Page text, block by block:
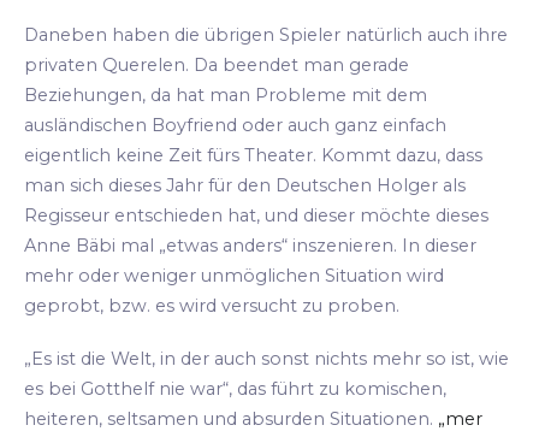
Daneben haben die übrigen Spieler natürlich auch ihre
privaten Querelen. Da beendet man gerade
Beziehungen, da hat man Probleme mit dem
ausländischen Boyfriend oder auch ganz einfach
eigentlich keine Zeit fürs Theater. Kommt dazu, dass
man sich dieses Jahr für den Deutschen Holger als
Regisseur entschieden hat, und dieser möchte dieses
Anne Bäbi mal „etwas anders“ inszenieren. In dieser
mehr oder weniger unmöglichen Situation wird
geprobt, bzw. es wird versucht zu proben.
„Es ist die Welt, in der auch sonst nichts mehr so ist, wie
es bei Gotthelf nie war“, das führt zu komischen,
heiteren, seltsamen und absurden Situationen. „mer